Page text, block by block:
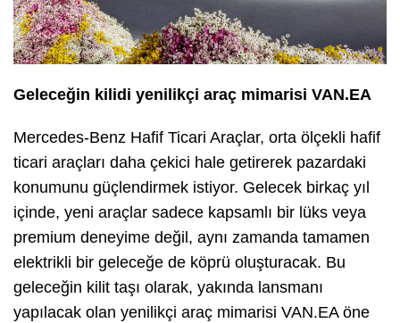
Geleceğin kilidi yenilikçi araç mimarisi VAN.EA
Mercedes-Benz Hafif Ticari Araçlar, orta ölçekli hafif
ticari araçları daha çekici hale getirerek pazardaki
konumunu güçlendirmek istiyor. Gelecek birkaç yıl
içinde, yeni araçlar sadece kapsamlı bir lüks veya
premium deneyime değil, aynı zamanda tamamen
elektrikli bir geleceğe de köprü oluşturacak. Bu
geleceğin kilit taşı olarak, yakında lansmanı
yapılacak olan yenilikçi araç mimarisi VAN.EA öne